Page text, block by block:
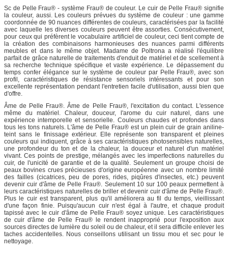
Sc de Pelle Frau® - système Frau® de couleur. Le cuir de Pelle Frau® signifie
la couleur, aussi. Les couleurs prévues du système de couleur : une gamme
coordonnée de 90 nuances différentes de couleurs, caractérisées par la facilité
avec laquelle les diverses couleurs peuvent être assorties. Consécutivement,
pour ceux qui préfèrent le vocabulaire artificiel de couleur, ceci tient compte de
la création des combinaisons harmonieuses des nuances parmi différents
meubles et dans le même objet. Madame de Poltrona a réalisé l'équilibre
parfait de grâce naturelle de traitements d'enduit de matériel et de scellement à
sa recherche technique spécifique et vaste expérience. Le dépassement du
temps confer élégance sur le système de couleur par Pelle Frau®, avec son
profil, caractéristiques de résistance sensoriels intéressants et pour son
excellente représentation pendant l'entretien facile d'utilisation, aussi bien que
d'offre.
Âme de Pelle Frau®. Âme de Pelle Frau®, l'excitation du contact. L'essence
même du matériel. Chaleur, douceur, l'arome du cuir naturel, dans une
expérience intemporelle et sensorielle. Couleurs chaudes et profondes dans
tous les tons naturels. L'âme de Pelle Frau® est un plein cuir de grain aniline-
teint sans le finissage extérieur. Elle représente son transparent et pleines
couleurs qui indiquent, grâce à ses caractéristiques photosensibles naturelles,
une profondeur du ton et de la chaleur, la douceur et naturel d'un matériel
vivant. Ces points de prestige, mélangés avec les imperfections naturelles du
cuir, de l'unicité de garantie et de la qualité. Seulement un groupe choisi de
peaux bovines crues précieuses d'origine européenne avec un nombre limité
des failles (cicatrices, peu de pores, rides, piqûres d'insectes, etc.) peuvent
devenir cuir d'âme de Pelle Frau®. Seulement 10 sur 100 peaux permettent à
leurs caractéristiques naturelles de briller et devenir cuir d'âme de Pelle Frau®.
Plus le cuir est transparent, plus qu'il améliorera au fil du temps, vieillissant
d'une façon finie. Puisqu'aucun cuir n'est égal à l'autre, et chaque produit
tapissé avec le cuir d'âme de Pelle Frau® soyez unique. Les caractéristiques
de cuir d'âme de Pelle Frau® le rendent inapproprié pour l'exposition aux
sources directes de lumière du soleil ou de chaleur, et il sera difficile enlever les
taches accidentelles. Nous conseillons utilisant un tissu mou et sec pour le
nettoyage.